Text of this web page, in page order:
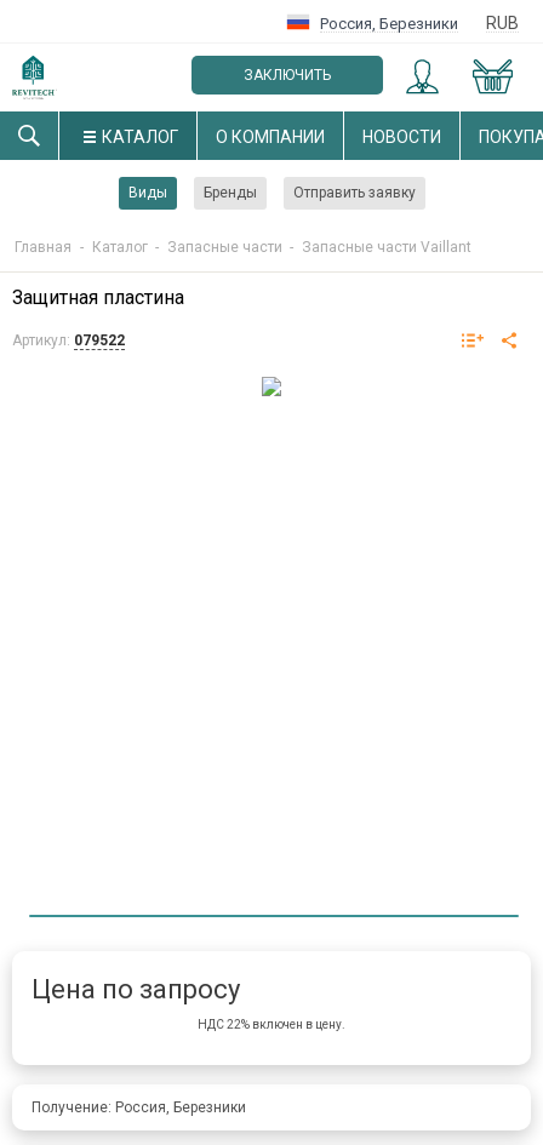
Россия, Березники RUB
ЗАКЛЮЧИТЬ
ОПТОВЫЙ ДОГОВОР
КАТАЛОГ О КОМПАНИИ НОВОСТИ
Виды Бренды Отправить заявку
Главная - Каталог - Запасные части - Запасные части Vaillant
Защитная пластина
Артикул: 079522
Цена по запросу
НДС 22% включен в цену.
Получение: Россия, Березники